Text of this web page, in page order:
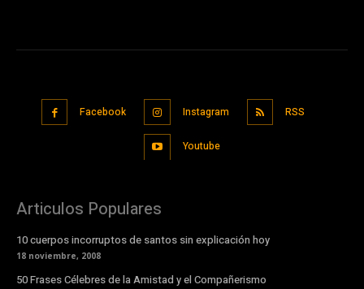
Facebook Instagram RSS
Youtube
Articulos Populares
10 cuerpos incorruptos de santos sin explicación hoy
18 noviembre, 2008
50 Frases Célebres de la Amistad y el Compañerismo